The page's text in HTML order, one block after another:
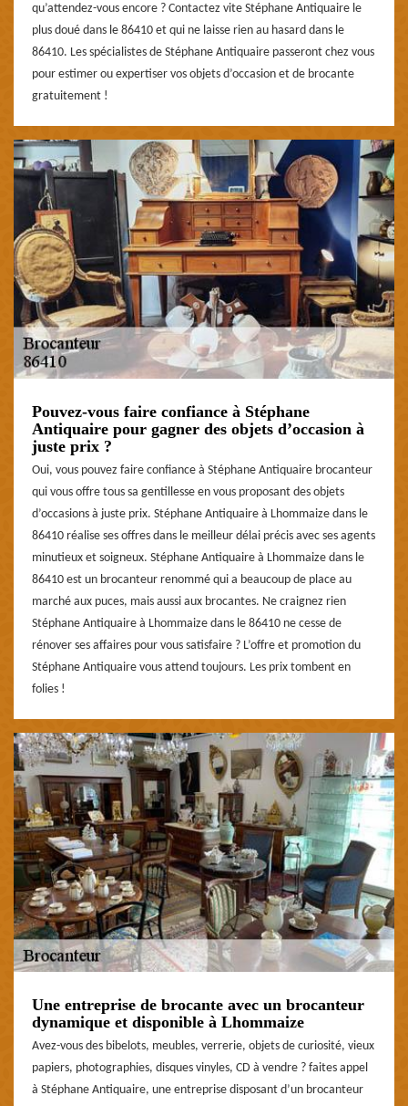
qu’attendez-vous encore ? Contactez vite Stéphane Antiquaire le
plus doué dans le 86410 et qui ne laisse rien au hasard dans le
86410. Les spécialistes de Stéphane Antiquaire passeront chez vous
pour estimer ou expertiser vos objets d’occasion et de brocante
gratuitement !
Pouvez-vous faire confiance à Stéphane
Antiquaire pour gagner des objets d’occasion à
juste prix ?
Oui, vous pouvez faire confiance à Stéphane Antiquaire brocanteur
qui vous offre tous sa gentillesse en vous proposant des objets
d’occasions à juste prix. Stéphane Antiquaire à Lhommaize dans le
86410 réalise ses offres dans le meilleur délai précis avec ses agents
minutieux et soigneux. Stéphane Antiquaire à Lhommaize dans le
86410 est un brocanteur renommé qui a beaucoup de place au
marché aux puces, mais aussi aux brocantes. Ne craignez rien
Stéphane Antiquaire à Lhommaize dans le 86410 ne cesse de
rénover ses affaires pour vous satisfaire ? L’offre et promotion du
Stéphane Antiquaire vous attend toujours. Les prix tombent en
folies !
Une entreprise de brocante avec un brocanteur
dynamique et disponible à Lhommaize
Avez-vous des bibelots, meubles, verrerie, objets de curiosité, vieux
papiers, photographies, disques vinyles, CD à vendre ? faites appel
à Stéphane Antiquaire, une entreprise disposant d’un brocanteur